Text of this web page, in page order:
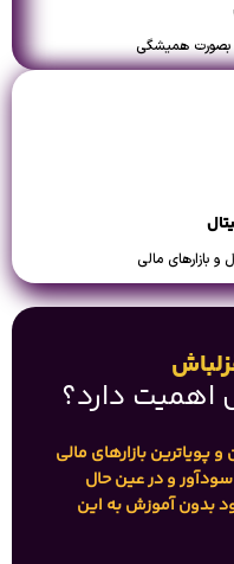
بصورت همیشگی
بازارهای مالی
اهمیت دارد؟
پویاترین بازارهای مالی
و در عین حال
بدون آموزش به این